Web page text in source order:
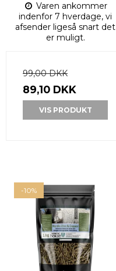
Varen ankommer
indenfor 7 hverdage, vi
afsender ligeså snart det
er muligt.
99,00 DKK
89,10 DKK
VIS PRODUKT
-10%